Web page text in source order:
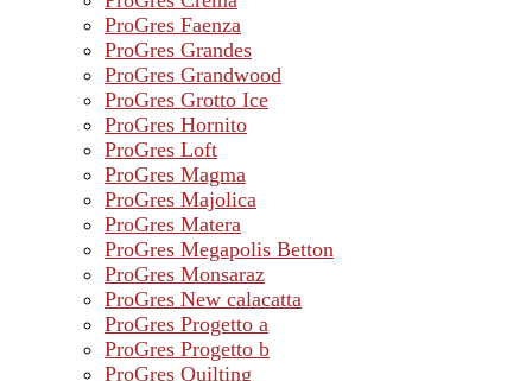
ProGres Faenza
ProGres Grandes
ProGres Grandwood
ProGres Grotto Ice
ProGres Hornito
ProGres Loft
ProGres Magma
ProGres Majolica
ProGres Matera
ProGres Megapolis Betton
ProGres Monsaraz
ProGres New calacatta
ProGres Progetto a
ProGres Progetto b
ProGres Quilting